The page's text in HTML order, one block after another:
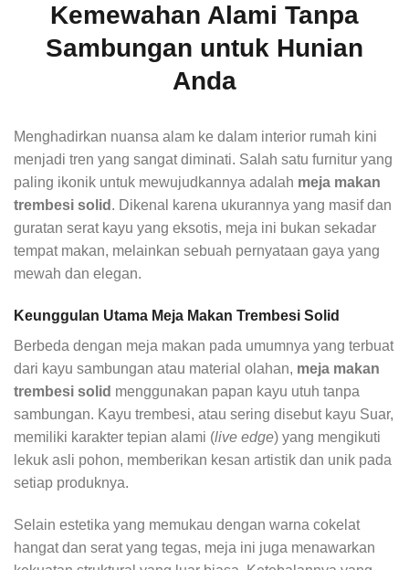
Kemewahan Alami Tanpa
Sambungan untuk Hunian
Anda
Menghadirkan nuansa alam ke dalam interior rumah kini
menjadi tren yang sangat diminati. Salah satu furnitur yang
paling ikonik untuk mewujudkannya adalah meja makan
trembesi solid . Dikenal karena ukurannya yang masif dan
guratan serat kayu yang eksotis, meja ini bukan sekadar
tempat makan, melainkan sebuah pernyataan gaya yang
mewah dan elegan.
Keunggulan Utama Meja Makan Trembesi Solid
Berbeda dengan meja makan pada umumnya yang terbuat
dari kayu sambungan atau material olahan, meja makan
trembesi solid menggunakan papan kayu utuh tanpa
sambungan. Kayu trembesi, atau sering disebut kayu Suar,
memiliki karakter tepian alami (live edge) yang mengikuti
lekuk asli pohon, memberikan kesan artistik dan unik pada
setiap produknya.
Selain estetika yang memukau dengan warna cokelat
hangat dan serat yang tegas, meja ini juga menawarkan